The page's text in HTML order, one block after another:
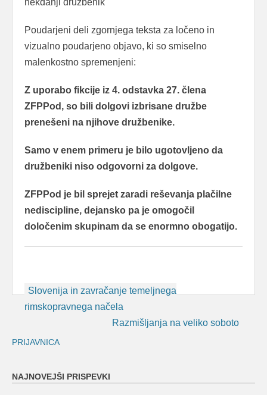
Poudarjeni deli zgornjega teksta za ločeno in
vizualno poudarjeno objavo, ki so smiselno
malenkostno spremenjeni:
Z uporabo fikcije iz 4. odstavka 27. člena
ZFPPod, so bili dolgovi izbrisane družbe
prenešeni na njihove družbenike.
Samo v enem primeru je bilo ugotovljeno da
družbeniki niso odgovorni za dolgove.
ZFPPod je bil sprejet zaradi reševanja plačilne
nediscipline, dejansko pa je omogočil
določenim skupinam da se enormno obogatijo.
Post
navigation
Slovenija in zavračanje temeljnega
rimskopravnega načela
Razmišljanja na veliko soboto
PRIJAVNICA
NAJNOVEJŠI PRISPEVKI